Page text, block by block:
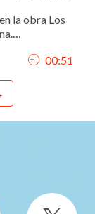
la obra Los
bajo la00:51